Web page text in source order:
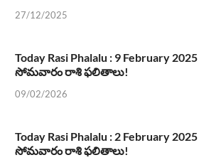
27/12/2025
Today Rasi Phalalu : 9 February 2025
సోమవారం రాశి ఫలితాలు!
09/02/2026
Today Rasi Phalalu : 2 February 2025
సోమవారం రాశి ఫలితాలు!